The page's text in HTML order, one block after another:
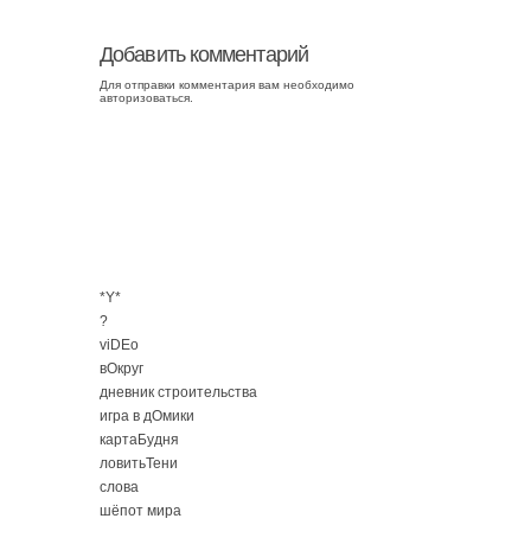
Добавить комментарий
Для отправки комментария вам необходимо
авторизоваться
*Y*
?
viDEo
вОкруг
дневник строительства
игра в дОмики
картаБудня
ловитьТени
слова
шёпот мира